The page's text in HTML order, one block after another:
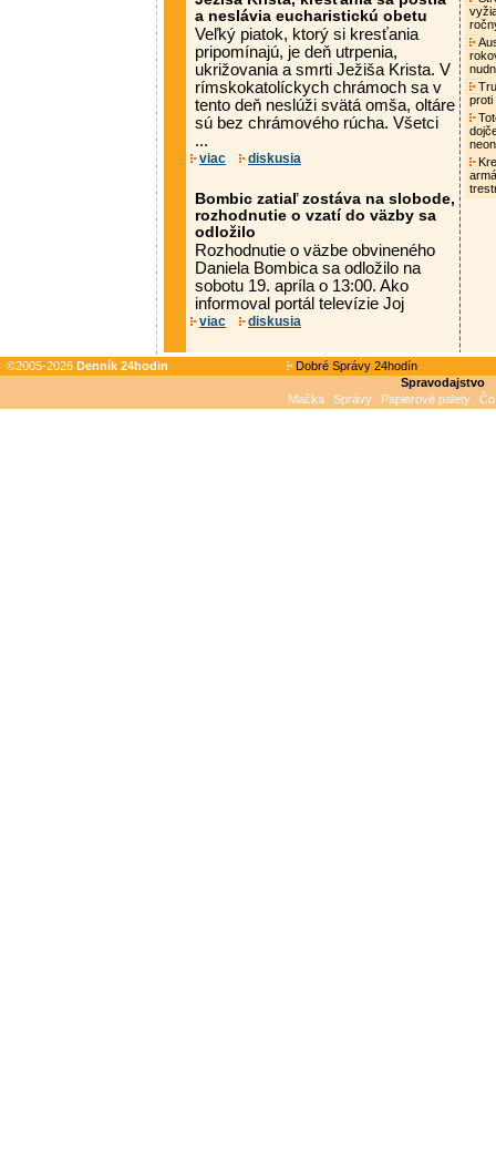
a neslávia eucharistickú obetu
Veľký piatok, ktorý si kresťania
pripomínajú, je deň utrpenia,
ukrižovania a smrti Ježiša Krista. V
rímskokatolíckych chrámoch sa v
tento deň neslúži svätá omša, oltáre
sú bez chrámového rúcha. Všetci
...
viac diskusia
Bombic zatiaľ zostáva na slobode,
rozhodnutie o vzatí do väzby sa
odložilo
Rozhodnutie o väzbe obvineného
Daniela Bombica sa odložilo na
sobotu 19. apríla o 13:00. Ako
informoval portál televízie Joj
viac diskusia
proti
©2005-2026 Denník 24hodin
Dobré Správy 24hodín
Spravodajstvo
Mačka
Správy Papierové palety